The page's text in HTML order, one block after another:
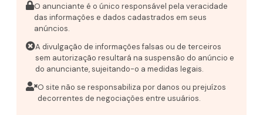
O anunciante é o único responsável pela veracidade
das informações e dados cadastrados em seus
anúncios.
A divulgação de informações falsas ou de terceiros
sem autorização resultará na suspensão do anúncio e
do anunciante, sujeitando-o a medidas legais.
O site não se responsabiliza por danos ou prejuízos
decorrentes de negociações entre usuários.